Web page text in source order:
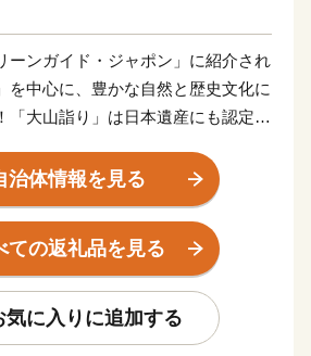
ーンガイド・ジャポン」に紹介され
を中心に、豊かな自然と歴史文化に
「大山詣り」は日本遺産にも認定さ
した伊勢原ゆかりの武将・太田道灌
まつり」は、毎年多くの観光客で賑
原野という恵まれた自然環境と温
積極的に展開されています。特にフ
ドウ、みかん、いちごなどの生産が
治体情報を見る
ての返礼品を見る
気に入りに追加する